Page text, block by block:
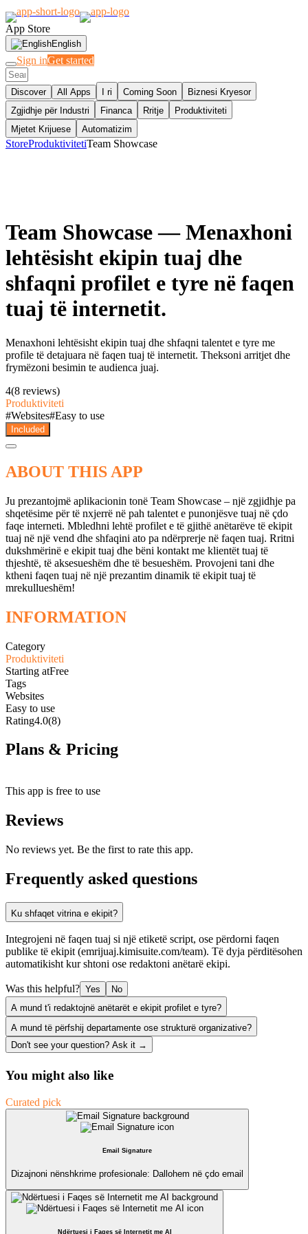
App Store
English
Sign inGet started
Discover All Apps I ri Coming Soon
Biznesi Kryesor
Zgjidhje për Industri
Financa Rritje
Produktiviteti
Mjetet Krijuese
Automatizim
StoreProduktivitetiTeam Showcase
Team Showcase— Menaxhoni
lehtësisht ekipin tuaj dhe
shfaqni profilet e tyre në faqen
tuaj të internetit.
Menaxhoni lehtësisht ekipin tuaj dhe shfaqni talentet e tyre me
profile të detajuara në faqen tuaj të internetit. Theksoni arritjet dhe
frymëzoni besimin te audienca juaj.
4(8 reviews)
Produktiviteti
#Websites#Easy to use
Included
ABOUT THIS APP
Ju prezantojmë aplikacionin tonë Team Showcase – një zgjidhje pa
shqetësime për të nxjerrë në pah talentet e punonjësve tuaj në çdo
faqe interneti. Mbledhni lehtë profilet e të gjithë anëtarëve të ekipit
tuaj në një vend dhe shfaqini ato pa ndërprerje në faqen tuaj. Rritni
dukshmërinë e ekipit tuaj dhe bëni kontakt me klientët tuaj të
thjeshtë, të aksesueshëm dhe të besueshëm. Provojeni tani dhe
ktheni faqen tuaj në një prezantim dinamik të ekipit tuaj të
mrekullueshëm!
INFORMATION
Category
Produktiviteti
Starting atFree
Tags
Websites
Easy to use
Rating4.0(8)
Plans & Pricing
This app is free to use
Reviews
No reviews yet. Be the first to rate this app.
Frequently asked questions
Ku shfaqet vitrina e ekipit?
Integrojeni në faqen tuaj si një etiketë script, ose përdorni faqen
publike të ekipit (emrijuaj.kimisuite.com/team). Të dyja përditësohen
automatikisht kur shtoni ose redaktoni anëtarë ekipi.
Was this helpful? Yes
No
A mund t'i redaktojnë anëtarët e ekipit profilet e tyre?
A mund të përfshij departamente ose strukturë organizative?
Don't see your question? Ask it →
You might also like
Curated pick
Email Signature
Dizajnoni nënshkrime profesionale: Dallohem në çdo email
Ndërtuesi i Faqes së Internetit me AI